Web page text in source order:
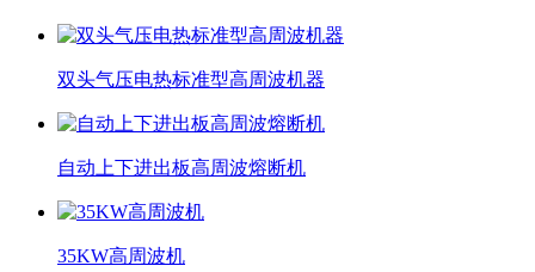
双头气压电热标准型高周波机器
自动上下进出板高周波熔断机
35KW高周波机